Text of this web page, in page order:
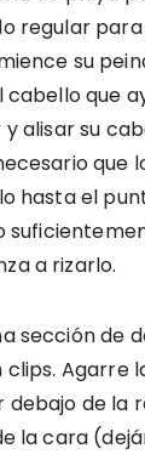
regular
su
que
alisar su
que
hasta el
a rizarlo.
sección de
clips. Agarre
debajo de la
la cara